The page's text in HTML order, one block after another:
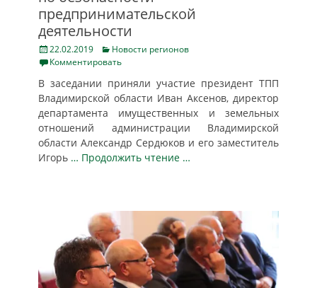
предпринимательской
деятельности
Posted
on
22.02.2019 Categories
Новости регионов
Комментировать
В заседании приняли участие президент ТПП
Владимирской области Иван Аксенов, директор
департамента имущественных и земельных
отношений администрации Владимирской
области Александр Сердюков и его заместитель
Игорь … Продолжить чтение …